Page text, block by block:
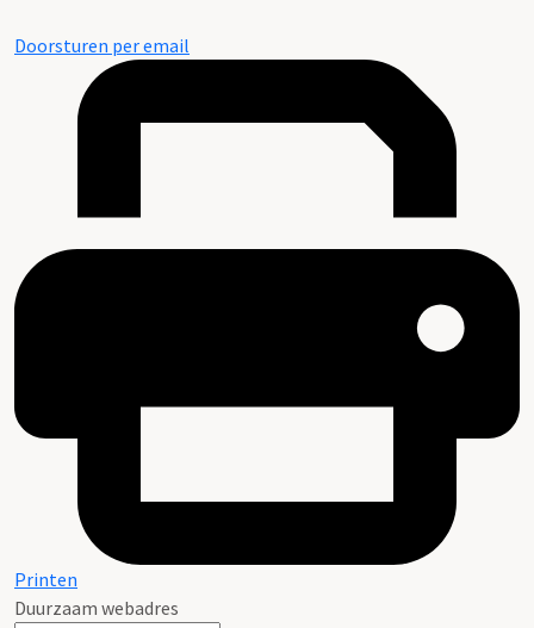
Doorsturen per email
Printen
Duurzaam webadres